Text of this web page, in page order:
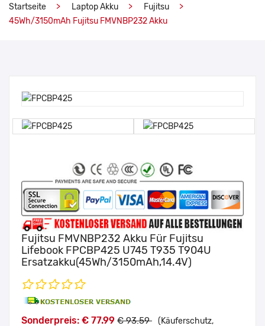
Startseite Laptop Akku
Fujitsu
45Wh/3150mAh Fujitsu FMVNBP232 Akku
Fujitsu FMVNBP232 Akku Für Fujitsu
Lifebook FPCBP425 U745 T935 T904U
Ersatzakku(45Wh/3150mAh,14.4V)
Sonderpreis: € 77.99 € 93.59 (Käuferschutz,